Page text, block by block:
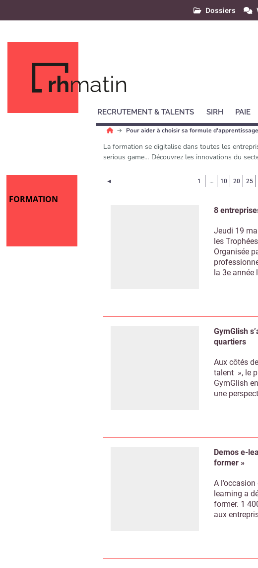
Dossiers
rhmatin
RECRUTEMENT & TALENTS SIRH PAIE
Pour aider à choisir sa formule
La formation se digitalise dans toutes les
serious game… Découvrez les innovations du
FORMATION
◄ 1 … 10 20 25
8
Jeudi 19
les
Organisée
la 3e année
GymGlish
quartiers
Aux côtés
talent », le
GymGlish
une
Demos e-
former »
A
learning a
former. 1
aux